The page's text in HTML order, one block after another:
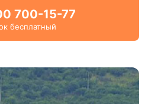
700-15-77
бесплатный